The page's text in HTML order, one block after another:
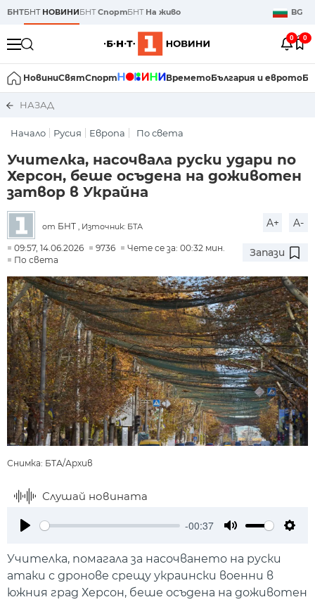
БНТБНТ НОВИНИБНТСпортБНТ На живо BG
0 0
НовиниСвятСпорт ВреметоБългария и еврото
НАЗАД
Начало Русия Европа По света
Учителка, насочвала руски удари по
Херсон, беше осъдена на доживотен
затвор в Украйна
от БНТ , Източник: БТА A+ A-
09:57, 14.06.2026 9736
Чете се за: 00:32 мин.
По света
Запази
Снимка: БТА/Архив
Слушай новината
-00:37
Учителка, помагала за насочването на руски
атаки с дронове срещу украински военни в
южния град Херсон, беше осъдена на доживотен